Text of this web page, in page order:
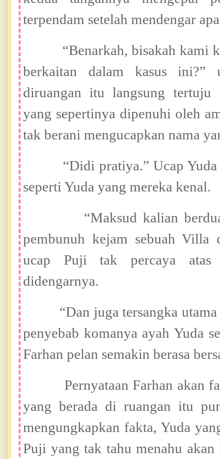
terpendam setelah mendengar
“Benarkah, bisakah kami
berkaitan dalam kasus ini?”
diruangan itu langsung tertuju
yang sepertinya dipenuhi oleh
tak berani mengucapkan nama
“Didi pratiya.” Ucap
seperti Yuda yang mereka kenal.
“Maksud kalian berdua,
pembunuh kejam sebuah
ucap Puji tak percaya
didengarnya.
“Dan juga tersangka utama
penyebab komanya ayah Yuda
Farhan pelan semakin berasa
Pernyataan Farhan akan
yang berada di ruangan itu
mengungkapkan fakta, Yuda
Puji yang tak tahu menahu